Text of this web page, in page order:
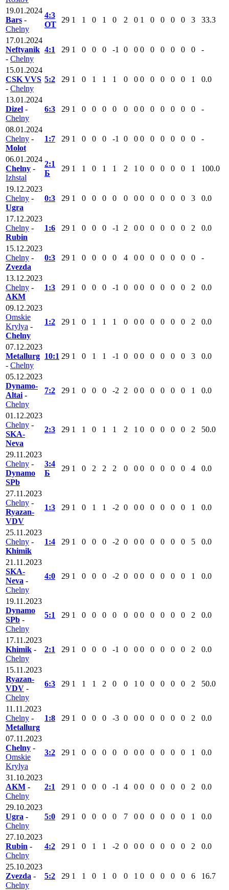
19.01.2024
Bars -
Chelny
4:3
ОТ
29 1 1 0 1 0 2 0 1 0 0 0 0 3 33.3
17.01.2024
Neftyanik
- Chelny
4:1 29 1 0 0 0 -1 0 0 0 0 0 0 0 0 -
15.01.2024
CSK VVS
- Chelny
5:2 29 1 0 1 1 1 0 0 0 0 0 0 0 1 0.0
13.01.2024
Dizel -
Chelny
6:3 29 1 0 0 0 0 0 0 0 0 0 0 0 0 -
08.01.2024
Chelny -
Molot
1:7 29 1 0 0 0 -1 0 0 0 0 0 0 0 0 -
06.01.2024
Chelny -
Izhstal
2:1
Б
29 1 1 0 1 1 2 1 0 0 0 0 0 1 100.0
19.12.2023
Chelny -
Ugra
0:3 29 1 0 0 0 0 0 0 0 0 0 0 0 3 0.0
17.12.2023
Chelny -
Rubin
1:6 29 1 0 0 0 -1 2 0 0 0 0 0 0 2 0.0
15.12.2023
Chelny -
Zvezda
0:3 29 1 0 0 0 0 4 0 0 0 0 0 0 0 -
13.12.2023
Chelny -
AKM
1:3 29 1 0 0 0 -1 0 0 0 0 0 0 0 2 0.0
09.12.2023
Omskie
Krylya -
Chelny
1:2 29 1 0 1 1 1 0 0 0 0 0 0 0 2 0.0
07.12.2023
Metallurg
- Chelny
10:1 29 1 0 1 1 -1 0 0 0 0 0 0 0 3 0.0
05.12.2023
Dynamo-
Altai -
Chelny
7:2 29 1 0 0 0 -2 2 0 0 0 0 0 0 1 0.0
01.12.2023
Chelny -
SKA-
Neva
2:3 29 1 1 0 1 1 2 1 0 0 0 0 0 2 50.0
29.11.2023
Chelny -
Dynamo
SPb
3:4
Б
29 1 0 2 2 2 0 0 0 0 0 0 0 4 0.0
27.11.2023
Chelny -
Ryazan-
VDV
1:3 29 1 0 1 1 -2 0 0 0 0 0 0 0 1 0.0
25.11.2023
Chelny -
Khimik
1:4 29 1 0 0 0 -2 0 0 0 0 0 0 0 5 0.0
21.11.2023
SKA-
Neva -
Chelny
4:0 29 1 0 0 0 -2 0 0 0 0 0 0 0 1 0.0
19.11.2023
Dynamo
SPb -
Chelny
5:1 29 1 0 0 0 0 0 0 0 0 0 0 0 2 0.0
17.11.2023
Khimik -
Chelny
2:1 29 1 0 0 0 -1 0 0 0 0 0 0 0 2 0.0
15.11.2023
Ryazan-
VDV -
Chelny
6:3 29 1 1 1 2 0 0 1 0 0 0 0 0 2 50.0
11.11.2023
Chelny -
Metallurg
1:8 29 1 0 0 0 -3 0 0 0 0 0 0 0 2 0.0
07.11.2023
Chelny -
Omskie
Krylya
3:2 29 1 0 0 0 0 0 0 0 0 0 0 0 1 0.0
31.10.2023
AKM -
Chelny
2:1 29 1 0 0 0 -1 4 0 0 0 0 0 0 2 0.0
29.10.2023
Ugra -
Chelny
5:0 29 1 0 0 0 0 7 0 0 0 0 0 0 1 0.0
27.10.2023
Rubin -
Chelny
4:2 29 1 0 1 1 -2 0 0 0 0 0 0 0 2 0.0
25.10.2023
Zvezda -
Chelny
5:2 29 1 1 0 1 0 0 1 0 0 0 0 0 6 16.7